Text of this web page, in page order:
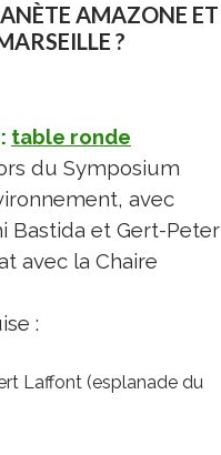
AMAZONE ET
?
table ronde
du Symposium
avec
Bastida et Gert-Peter
avec la Chaire
:
Laffont (esplanade du